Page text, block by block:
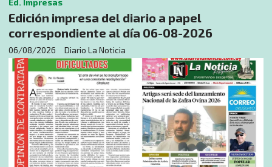
Edición impresa del diario a papel
correspondiente al día 06-08-2026
Diario La Noticia
Ed. Impresas
06/08/2026